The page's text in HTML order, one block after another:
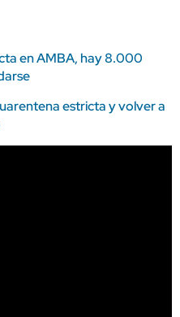
en AMBA, hay 8.000
estricta y volver a